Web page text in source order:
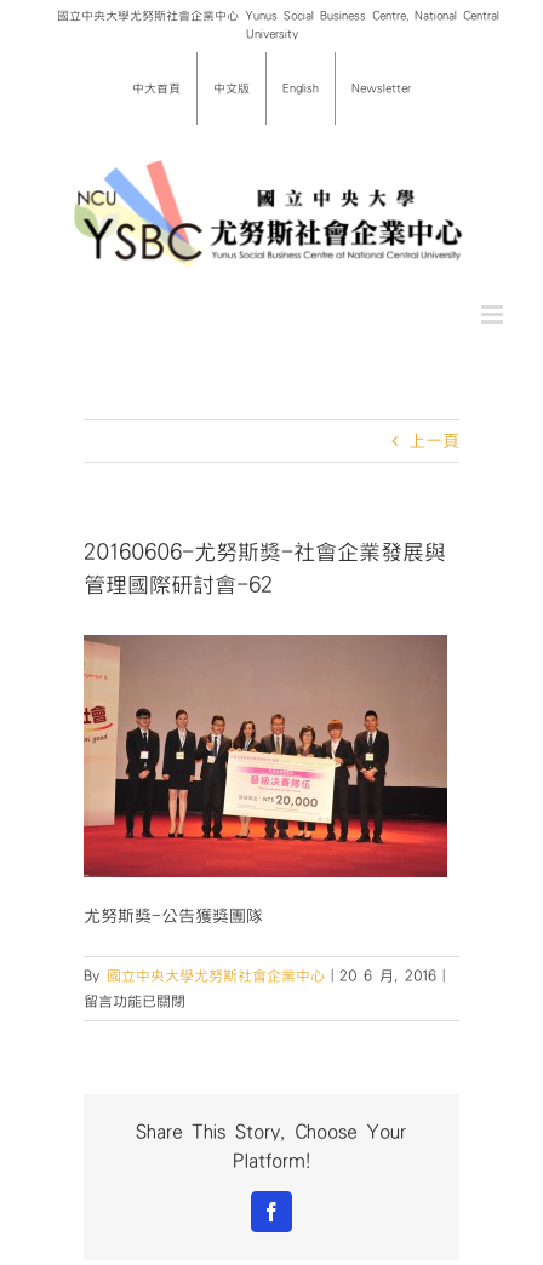
國立中央大學尤努斯社會企業中心 Yunus Social Business Centre, National Central
University
中大首頁 中文版 English Newsletter
上一頁
20160606-尤努斯獎-社會企業發展與
管理國際研討會-62
尤努斯獎-公告獲獎團隊
By 國立中央大學尤努斯社會企業中心 20 6 月, 2016
尤
留言功能已關閉
Share This Story, Choose Your
Platform!
Facebook